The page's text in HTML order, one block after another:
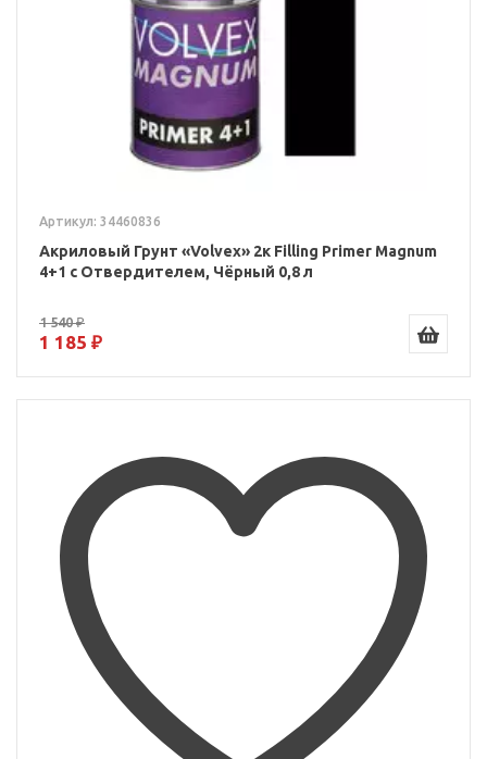
Артикул: 34460836
Акриловый Грунт «Volvex» 2к Filling Primer Magnum
4+1 с Отвердителем, Чёрный 0,8 л
1 540 ₽
1 185 ₽